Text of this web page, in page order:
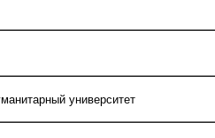
университет